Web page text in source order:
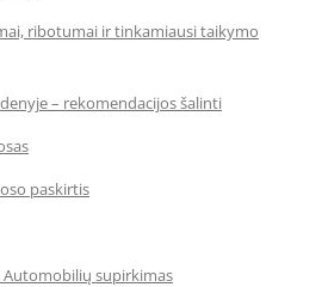
ribotumai ir tinkamiausi taikymo
– rekomendacijos šalinti
paskirtis
Automobilių supirkimas